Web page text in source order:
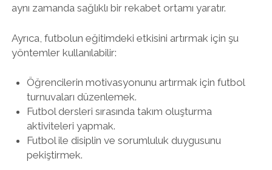
aynı zamanda sağlıklı bir rekabet ortamı yaratır.
Ayrıca, futbolun eğitimdeki etkisini artırmak için şu
yöntemler kullanılabilir:
Öğrencilerin motivasyonunu artırmak için futbol
turnuvaları düzenlemek.
Futbol dersleri sırasında takım oluşturma
aktiviteleri yapmak.
Futbol ile disiplin ve sorumluluk duygusunu
pekiştirmek.